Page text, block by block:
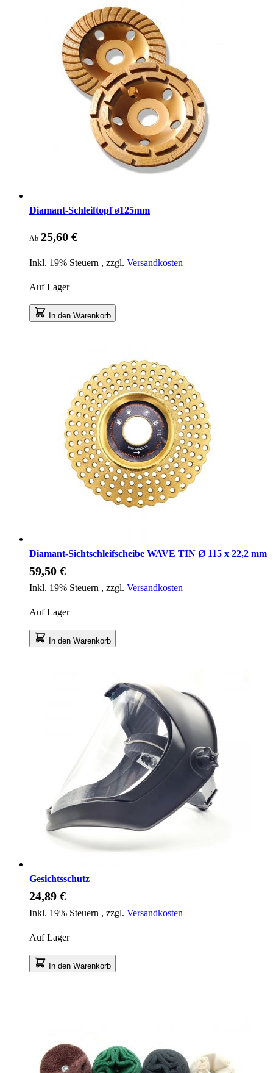
Diamant-Schleiftopf ø125mm
Ab 25,60 €
Inkl. 19% Steuern , zzgl. Versandkosten
Auf Lager
In den Warenkorb
Diamant-Sichtschleifscheibe WAVE TIN Ø 115 x 22,2 mm
59,50 €
Inkl. 19% Steuern , zzgl. Versandkosten
Auf Lager
In den Warenkorb
Gesichtsschutz
24,89 €
Inkl. 19% Steuern , zzgl. Versandkosten
Auf Lager
In den Warenkorb